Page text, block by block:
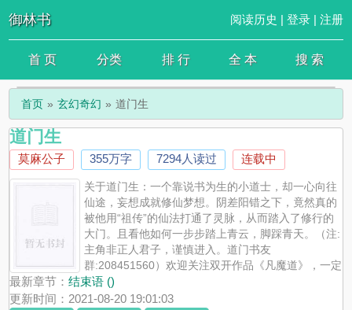
御林书 阅读历史 | 登录| 注册
首 页 分类 排 行 全 本 搜 索
首页 玄幻奇幻 道门生
道门生
莫麻公子 355万字 7294人读过 连载中
关于道门生：一个靠说书为生的小道士，却一心向往
仙途，妄想成就修仙梦想。阴差阳错之下，竟然真的
被他用“祖传”的仙法打通了灵脉，从而踏入了修行的
大门。且看他如何一步步踏上青云，脚踩青天。（注:
主角非正人君子，谨慎进入。道门书友
群:208451560）欢迎关注双开作品《凡魔道》，一定
不会让大家失望。
最新章节：结束语 ()
更新时间：2021-08-20 19:01:03